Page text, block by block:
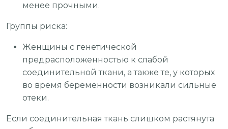
менее прочными.
Группы риска:
Женщины с генетической
предрасположенностью к слабой
соединительной ткани, а также те, у которых
во время беременности возникали сильные
отеки.
Если соединительная ткань слишком растянута